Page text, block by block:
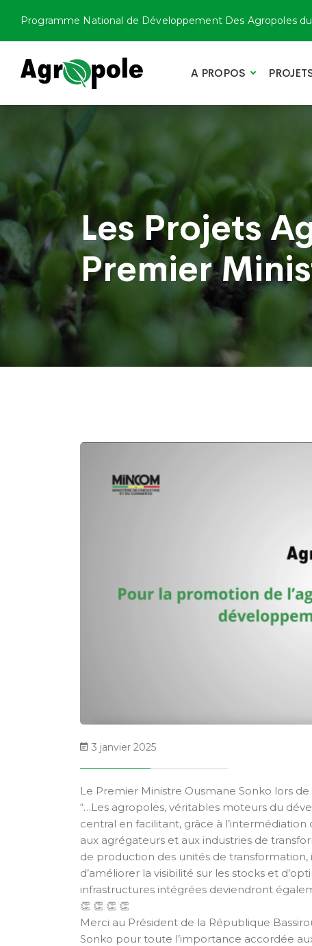
Programme National de Développement Des Agropoles
A PROPOS
Les Projets
Premier
3 janvier 2025
Le Premier Ministre Ousmane Sonko lors de
“…Les agropoles, véritables moteurs du
central en facilitant, grâce à
aux agrégateurs et aux industries de
de production des unités de
d’améliorer la visibilité sur les stocks et
infrastructures intégrées deviendront
👏 👏 👏 👏
Merci au Président de la République
Sonko pour toute l’importance accordée